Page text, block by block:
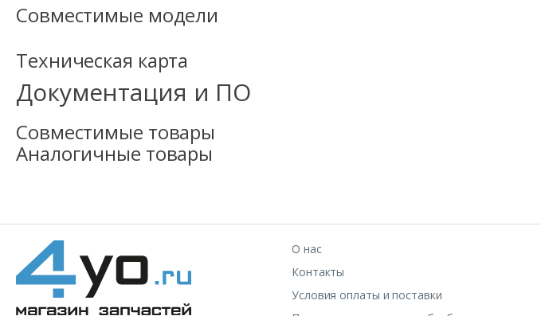
Совместимые модели
Техническая карта
Документация и ПО
Совместимые товары
Аналогичные товары
О нас
Контакты
Условия оплаты и поставки